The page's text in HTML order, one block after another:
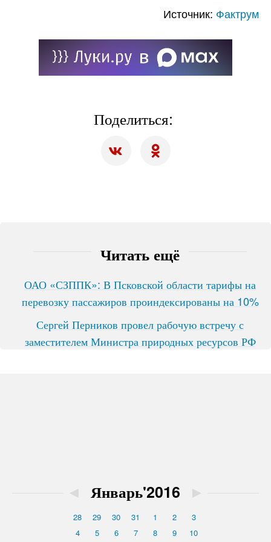
Источник: Фактрум
Поделиться:
Читать ещё
ОАО «СЗППК»: В Псковской области тарифы на
перевозку пассажиров проиндексированы на 10%
Сергей Перников провел рабочую встречу с
заместителем Министра природных ресурсов РФ
◄ Январь'2016 ►
28 29 30 31 1 2
3
4
5 6 7 8 9
10